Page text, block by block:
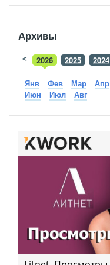
Архивы
2026 2025 2024
<
Янв Фев Мар Апр
Июн
Июл Авг